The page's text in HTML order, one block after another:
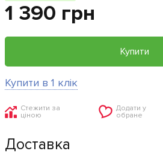
1 390 грн
Купити
Купити в 1 клік
Стежити за
ціною
Додати у
обране
Доставка